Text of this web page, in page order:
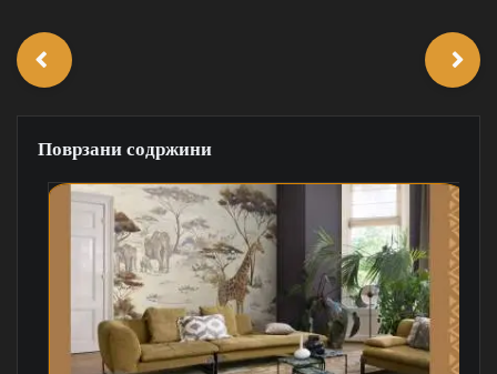
Поврзани содржини